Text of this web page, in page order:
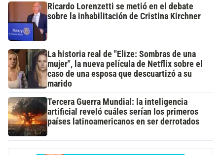
Ricardo Lorenzetti se metió en el debate
sobre la inhabilitación de Cristina Kirchner
La historia real de "Elize: Sombras de una
mujer", la nueva película de Netflix sobre el
caso de una esposa que descuartizó a su
marido
Tercera Guerra Mundial: la inteligencia
artificial reveló cuáles serían los primeros
países latinoamericanos en ser derrotados